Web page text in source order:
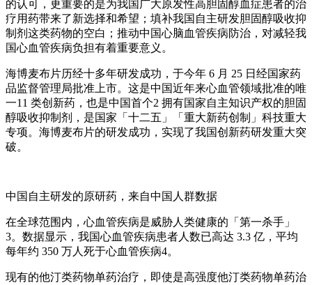
的认可，更重要的是为我国广大原发性高胆固醇血症患者的治
疗用药带来了新选择和希望；填补我国自主研发胆固醇吸收抑
制剂这类药物的空白；推动中国心脑血管疾病防治，对减轻我
国心血管疾病负担有着重要意义。
海博麦布片历经十多年研发成功，于今年 6 月 25 日经国家药
品监督管理局批准上市。这是中国近年来心血管领域批准的唯
一11 类创新药，也是中国首个2 拥有国家自主知识产权的胆固
醇吸收抑制剂，是国家「十二五」「重大新药创制」科技重大
专项。海博麦布片的研发成功，实现了我国创新药研发重大突
破。
中国自主研发的原研药，来自中国人群数据
在全球范围内，心血管疾病是威胁人类健康的「第一杀手」
3。数据显示，我国心血管疾病患者人数已高达 3.3 亿，平均
每年约 350 万人死于心血管疾病4。
现有的他汀类药物单药治疗，即使是高强度他汀类药物单药治